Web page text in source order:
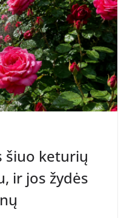
šiuo keturių
ir jos žydės